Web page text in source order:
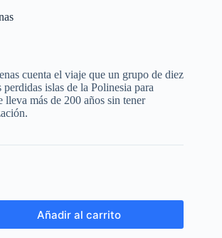
cuenta el viaje que un grupo de diez
perdidas islas de la Polinesia para
lleva más de 200 años sin tener
Añadir al carrito